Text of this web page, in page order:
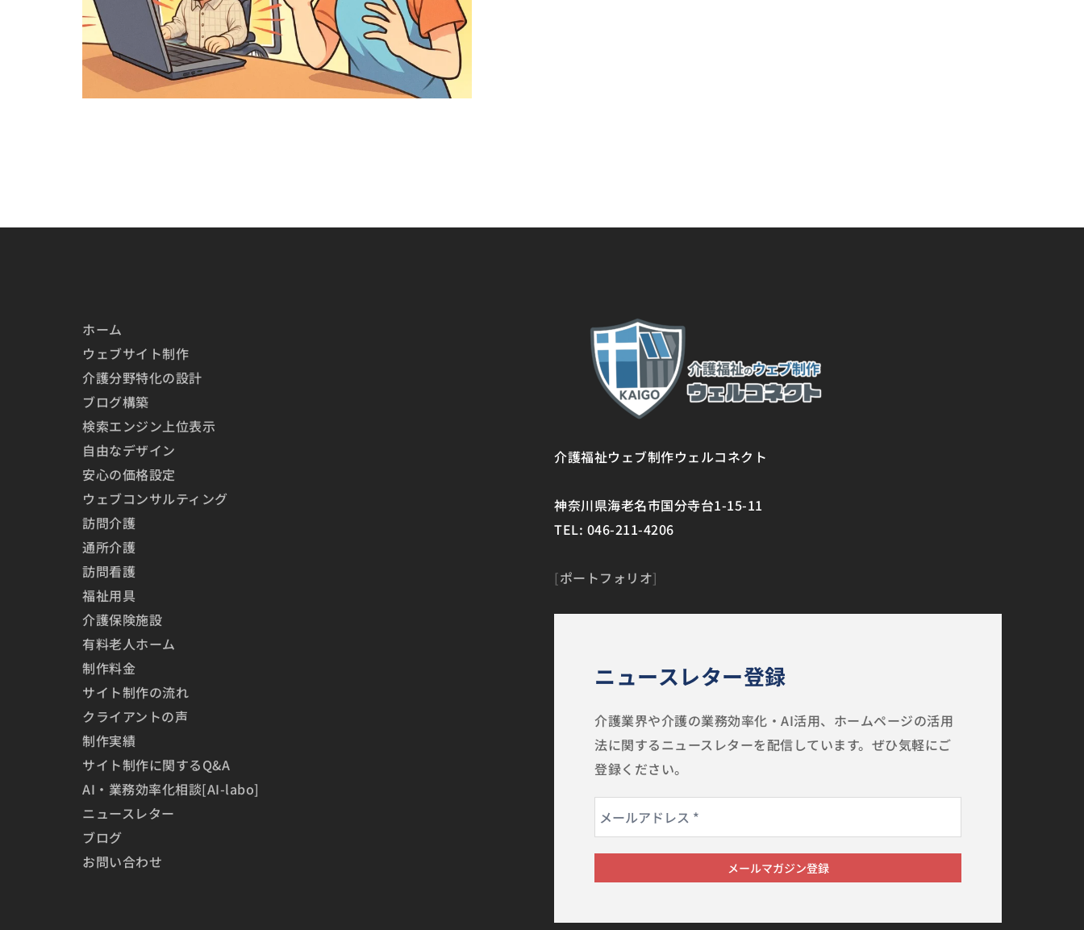
ホーム
ウェブサイト制作
介護分野特化の設計
ブログ構築
検索エンジン上位表示
自由なデザイン
安心の価格設定
ウェブコンサルティング
訪問介護
通所介護
訪問看護
福祉用具
介護保険施設
有料老人ホーム
制作料金
サイト制作の流れ
クライアントの声
制作実績
サイト制作に関するQ&A
AI・業務効率化相談[AI-labo]
ニュースレター
ブログ
お問い合わせ
介護福祉ウェブ制作ウェルコネクト
神奈川県海老名市国分寺台1-15-11
TEL: 046-211-4206
[ポートフォリオ]
ニュースレター登録
介護業界や介護の業務効率化・AI活用、ホームページの活用
法に関するニュースレターを配信しています。ぜひ気軽にご
登録ください。